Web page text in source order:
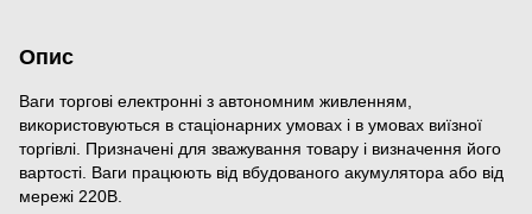
Опис
Ваги торгові електронні з автономним живленням,
використовуються в стаціонарних умовах і в умовах виїзної
торгівлі. Призначені для зважування товару і визначення його
вартості. Ваги працюють від вбудованого акумулятора або від
мережі 220В.